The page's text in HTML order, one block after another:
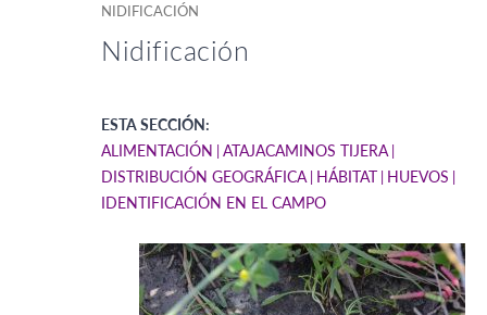
NIDIFICACIÓN
Nidificación
ESTA SECCIÓN:
ALIMENTACIÓN ATAJACAMINOS TIJERA
DISTRIBUCIÓN GEOGRÁFICA HÁBITAT HUEVOS
IDENTIFICACIÓN EN EL CAMPO